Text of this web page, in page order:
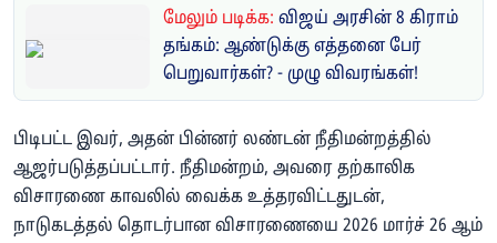
மேலும் படிக்க: விஜய் அரசின் 8 கிராம்
தங்கம்: ஆண்டுக்கு எத்தனை பேர்
பெறுவார்கள்? - முழு விவரங்கள்!
பிடிபட்ட இவர், அதன் பின்னர் லண்டன் நீதிமன்றத்தில்
ஆஜர்படுத்தப்பட்டார். நீதிமன்றம், அவரை தற்காலிக
விசாரணை காவலில் வைக்க உத்தரவிட்டதுடன்,
நாடுகடத்தல் தொடர்பான விசாரணையை 2026 மார்ச் 26 ஆம்